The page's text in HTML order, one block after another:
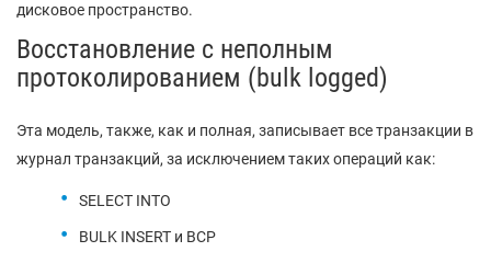
дисковое пространство.
Восстановление с неполным
протоколированием (bulk logged)
Эта модель, также, как и полная, записывает все транзакции в
журнал транзакций, за исключением таких операций как:
SELECT INTO
BULK INSERT и BCP